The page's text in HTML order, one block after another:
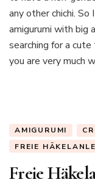
any other chichi.
amigurumi with big
searching for a
you are very much
AMIGURUMI
FREIE
Freie